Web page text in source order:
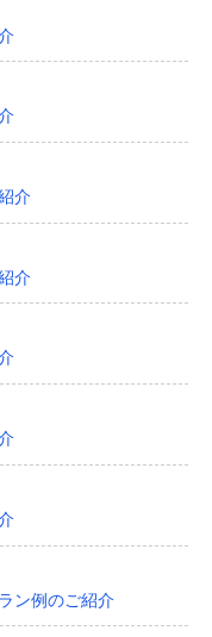
介
介
ン例のご紹介